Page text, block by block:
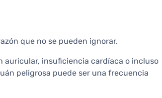
que no se pueden ignorar.
auricular, insuficiencia cardíaca o incluso
peligrosa puede ser una frecuencia